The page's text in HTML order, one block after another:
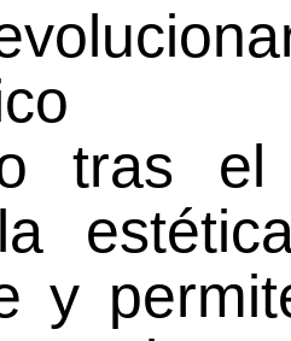
tras el
y